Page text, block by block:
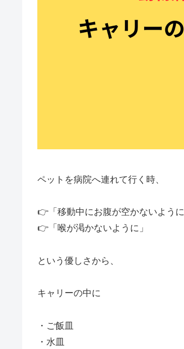
ペットを病院へ連れて行く時、
👉「移動中にお腹が空かないように
👉「喉が渇かないように」
という優しさから、
キャリーの中に
・ご飯皿
・水皿